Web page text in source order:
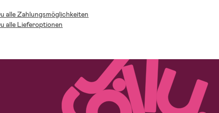
alle Zahlungsmöglichkeiten
alle Lieferoptionen